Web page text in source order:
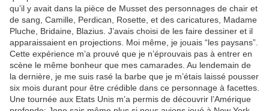
qu’il y avait dans la pièce de Musset des personnages de chair et
de sang, Camille, Perdican, Rosette, et des caricatures, Madame
Pluche, Bridaine, Blazius. J’avais choisi de les faire dessiner et il
apparaissaient en projections. Moi même, je jouais “les paysans”.
Cette expérience m’a prouvé que je n’éprouvais pas à entrer en
scène le même bonheur que mes camarades. Au lendemain de
la dernière, je me suis rasé la barbe que je m’étais laissé pousser
six mois durant pour être crédible dans ce personnage à facettes.
Une tournée aux Etats Unis m’a permis de découvrir l’Amérique